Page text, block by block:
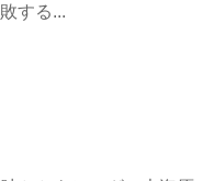
する...